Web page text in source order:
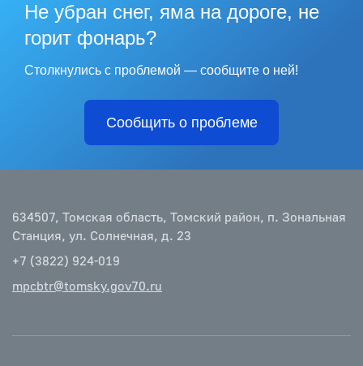
Не убран снег, яма на дороге, не
горит фонарь?
Столкнулись с проблемой — сообщите о ней!
Сообщить о проблеме
634507, Томская область, Томский район, п. Зональная
Станция, ул. Солнечная, д. 23
+7 (3822) 924-019
mpcbtr@tomsky.gov70.ru